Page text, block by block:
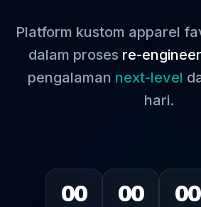
Platform kustom apparel
dalam proses re-
pengalaman next-level
hari.
00 00 00